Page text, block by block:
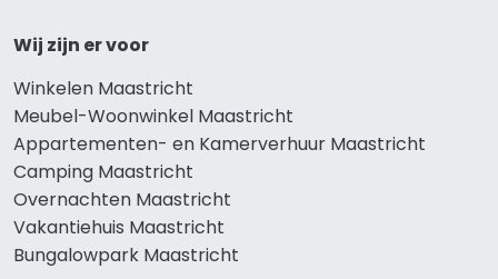
Wij zijn er voor
Winkelen Maastricht
Meubel-Woonwinkel Maastricht
Appartementen- en Kamerverhuur Maastricht
Camping Maastricht
Overnachten Maastricht
Vakantiehuis Maastricht
Bungalowpark Maastricht